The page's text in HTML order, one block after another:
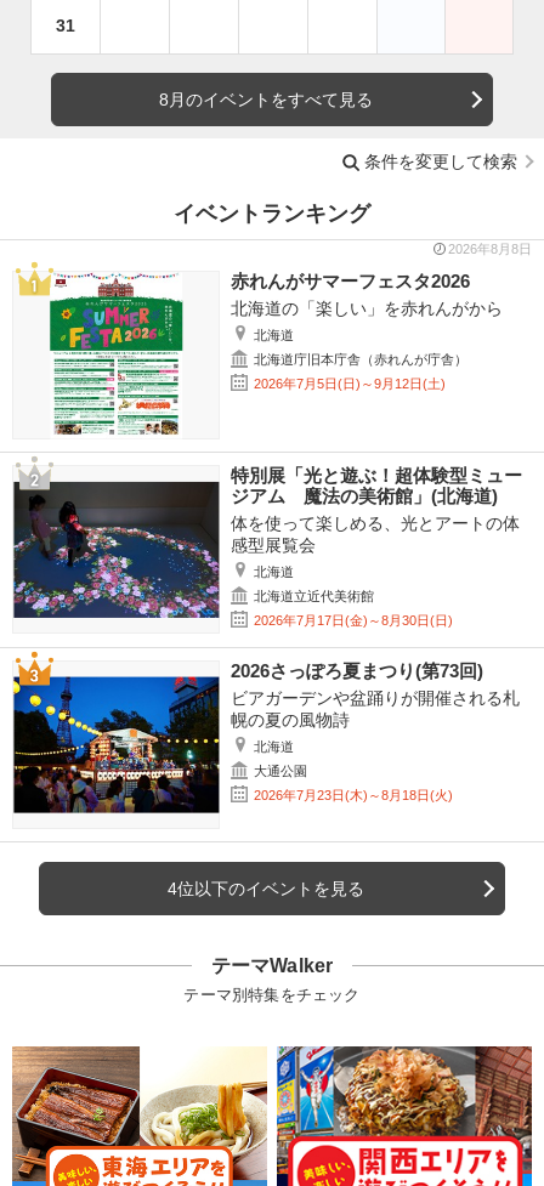
31
8月のイベントをすべて見る
条件を変更して検索
イベントランキング
2026年8月8日
赤れんがサマーフェスタ2026
北海道の「楽しい」を赤れんがから
北海道
北海道庁旧本庁舎（赤れんが庁舎）
2026年7月5日(日)～9月12日(土)
特別展「光と遊ぶ！超体験型ミュー
ジアム 魔法の美術館」(北海道)
体を使って楽しめる、光とアートの体
感型展覧会
北海道
北海道立近代美術館
2026年7月17日(金)～8月30日(日)
2026さっぽろ夏まつり(第73回)
ビアガーデンや盆踊りが開催される札
幌の夏の風物詩
北海道
大通公園
2026年7月23日(木)～8月18日(火)
4位以下のイベントを見る
テーマWalker
テーマ別特集をチェック